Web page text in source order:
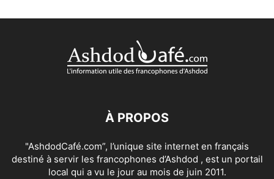
À PROPOS
"AshdodCafé.com”, l’unique site internet en français
destiné à servir les francophones d’Ashdod , est un portail
local qui a vu le jour au mois de juin 2011.